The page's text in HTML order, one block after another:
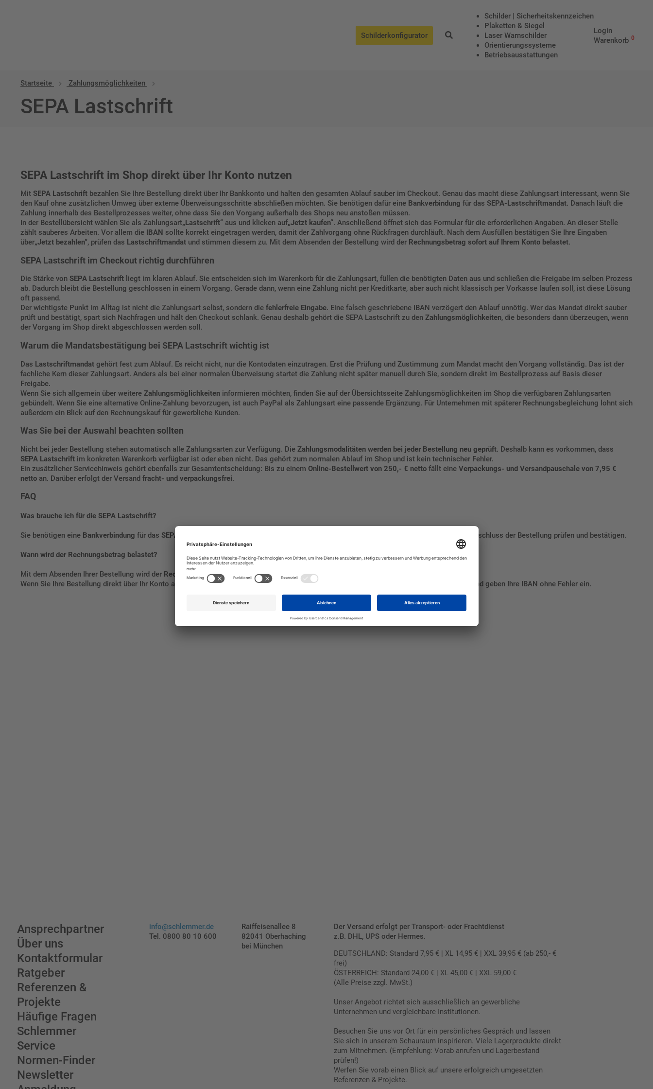
Schilderkonfigurator
Schilder | Sicherheitskennzeichen
Plaketten & Siegel
Laser Warnschilder
Orientierungssysteme
Betriebs­aus­stattungen
Login
Warenkorb 0
Startseite Zahlungsmöglichkeiten
SEPA Lastschrift
SEPA Lastschrift im Shop direkt über Ihr Konto nutzen
Mit SEPA Lastschrift bezahlen Sie Ihre Bestellung direkt über Ihr Bankkonto und halten den gesamten Ablauf sauber im Checkout. Genau das macht diese Zahlungsart interessant, wenn Sie
den Kauf ohne zusätzlichen Umweg über externe Überweisungsschritte abschließen möchten. Sie benötigen dafür eine Bankverbindung für das SEPA-Lastschriftmandat. Danach läuft die
Zahlung innerhalb des Bestellprozesses weiter, ohne dass Sie den Vorgang außerhalb des Shops neu anstoßen müssen.
In der Bestellübersicht wählen Sie als Zahlungsart„Lastschrift“ aus und klicken auf„Jetzt kaufen“. Anschließend öffnet sich das Formular für die erforderlichen Angaben. An dieser Stelle
zählt sauberes Arbeiten. Vor allem die
IBAN sollte korrekt eingetragen werden, damit der Zahlvorgang ohne Rückfragen durchläuft. Nach dem Ausfüllen bestätigen Sie Ihre Eingaben
über„Jetzt bezahlen“, prüfen das Lastschriftmandat und stimmen diesem zu. Mit dem Absenden der Bestellung wird der Rechnungsbetrag sofort auf Ihrem Konto belastet.
SEPA Lastschrift im Checkout richtig durchführen
Die Stärke von SEPA Lastschrift liegt im klaren Ablauf. Sie entscheiden sich im Warenkorb für die Zahlungsart, füllen die benötigten Daten aus und schließen die Freigabe im selben Prozess
ab. Dadurch bleibt die Bestellung geschlossen in einem Vorgang. Gerade dann, wenn eine Zahlung nicht per Kreditkarte, aber auch nicht klassisch per Vorkasse laufen soll, ist diese Lösung
oft passend.
Der wichtigste Punkt im Alltag ist nicht die Zahlungsart selbst, sondern die fehlerfreie Eingabe. Eine falsch geschriebene IBAN verzögert den Ablauf unnötig. Wer das Mandat direkt sauber
prüft und bestätigt, spart sich Nachfragen und hält den Checkout schlank. Genau deshalb gehört die SEPA Lastschrift zu den Zahlungsmöglichkeiten, die besonders dann überzeugen, wenn
der Vorgang im Shop direkt abgeschlossen werden soll.
Warum die Mandatsbestätigung bei SEPA Lastschrift wichtig ist
Das Lastschriftmandat gehört fest zum Ablauf. Es reicht nicht, nur die Kontodaten einzutragen. Erst die Prüfung und Zustimmung zum Mandat macht den Vorgang vollständig. Das ist der
fachliche Kern dieser Zahlungsart. Anders als bei einer normalen Überweisung startet die Zahlung nicht später manuell durch Sie, sondern direkt im Bestellprozess auf Basis dieser
Freigabe.
Wenn Sie sich allgemein über weitere Zahlungsmöglichkeiten informieren möchten, finden Sie auf der Übersichtsseite Zahlungsmöglichkeiten im Shop die verfügbaren Zahlungsarten
gebündelt. Wenn Sie eine alternative Online-Zahlung bevorzugen, ist auch PayPal als Zahlungsart eine passende Ergänzung. Für Unternehmen mit späterer Rechnungsbegleichung lohnt sich
außerdem ein Blick auf den Rechnungskauf für gewerbliche Kunden.
Was Sie bei der Auswahl beachten sollten
Nicht bei jeder Bestellung stehen automatisch alle Zahlungsarten zur Verfügung. Die Zahlungsmodalitäten werden bei jeder Bestellung neu geprüft. Deshalb kann es vorkommen, dass
SEPA Lastschrift im konkreten Warenkorb verfügbar ist oder eben nicht. Das gehört zum normalen Ablauf im Shop und ist kein technischer Fehler.
Ein zusätzlicher Servicehinweis gehört ebenfalls zur Gesamtentscheidung: Bis zu einem Online-Bestellwert von 250,- € netto fällt eine Verpackungs- und Versandpauschale von 7,95 €
netto an. Darüber erfolgt der Versand fracht- und verpackungsfrei.
FAQ
Was brauche ich für die SEPA Lastschrift?
Sie benötigen eine Bankverbindung für das SEPA-Lastschriftmandat eingeben und das Mandat vor Abschluss der Bestellung prüfen und bestätigen.
Wann wird der Rechnungsbetrag belastet?
Mit dem Absenden Ihrer Bestellung wird der Rechnungsbetrag sofort auf Ihrem Konto belastet
Wenn Sie Ihre Bestellung direkt über Ihr Konto abwickeln möchten, wählen Sie im Checkout
, prüfen das Mandat sorgfältig und geben Ihre IBAN ohne Fehler ein.
Ansprechpartner
Über uns
Kontaktformular
Ratgeber
Referenzen &
Projekte
Häufige Fragen
Schlemmer
Service
Normen-Finder
Newsletter
info@schlemmer.de
Tel. 0800 80 10 600
Raiffeisenallee 8
82041 Oberhaching
bei München
Der Versand erfolgt per Transport- oder Frachtdienst
z.B. DHL, UPS oder Hermes.
DEUTSCHLAND: Standard 7,95 € | XL 14,95 € | XXL 39,95 € (ab 250,- €
frei)
ÖSTERREICH: Standard 24,00 € | XL 45,00 € | XXL 59,00 €
(Alle Preise zzgl. MwSt.)
Unser Angebot richtet sich ausschließlich an gewerbliche
Unternehmen und vergleichbare Institutionen.
Besuchen Sie uns vor Ort für ein persönliches Gespräch und lassen
Sie sich in unserem Schauraum inspirieren. Viele Lagerprodukte direkt
zum Mitnehmen. (Empfehlung: Vorab anrufen und Lagerbestand
prüfen!)
Werfen Sie vorab einen Blick auf unsere erfolgreich umgesetzten
Referenzen & Projekte.